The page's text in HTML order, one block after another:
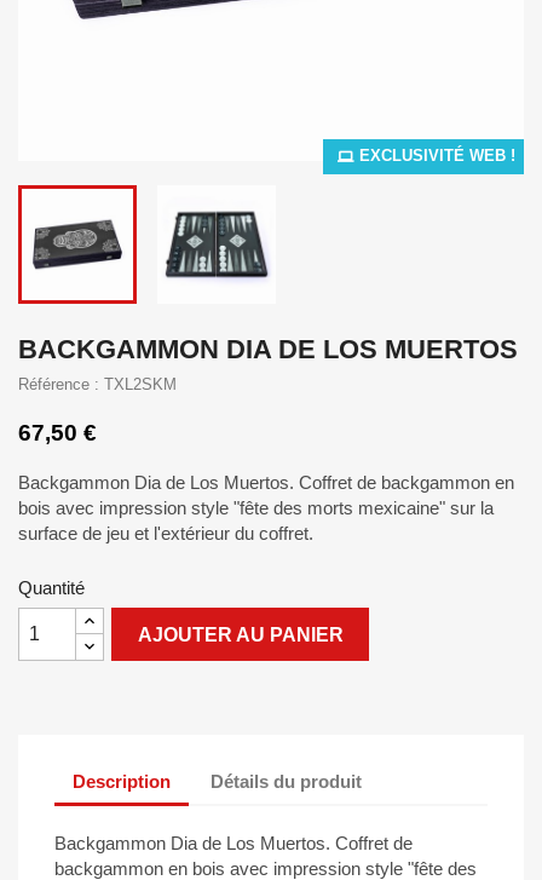
EXCLUSIVITÉ WEB !
BACKGAMMON DIA DE LOS MUERTOS
Référence : TXL2SKM
67,50 €
Backgammon Dia de Los Muertos. Coffret de backgammon en
bois avec impression style "fête des morts mexicaine" sur la
surface de jeu et l'extérieur du coffret.
Quantité
AJOUTER AU PANIER
Description Détails du produit
Backgammon Dia de Los Muertos. Coffret de
backgammon en bois avec impression style "fête des